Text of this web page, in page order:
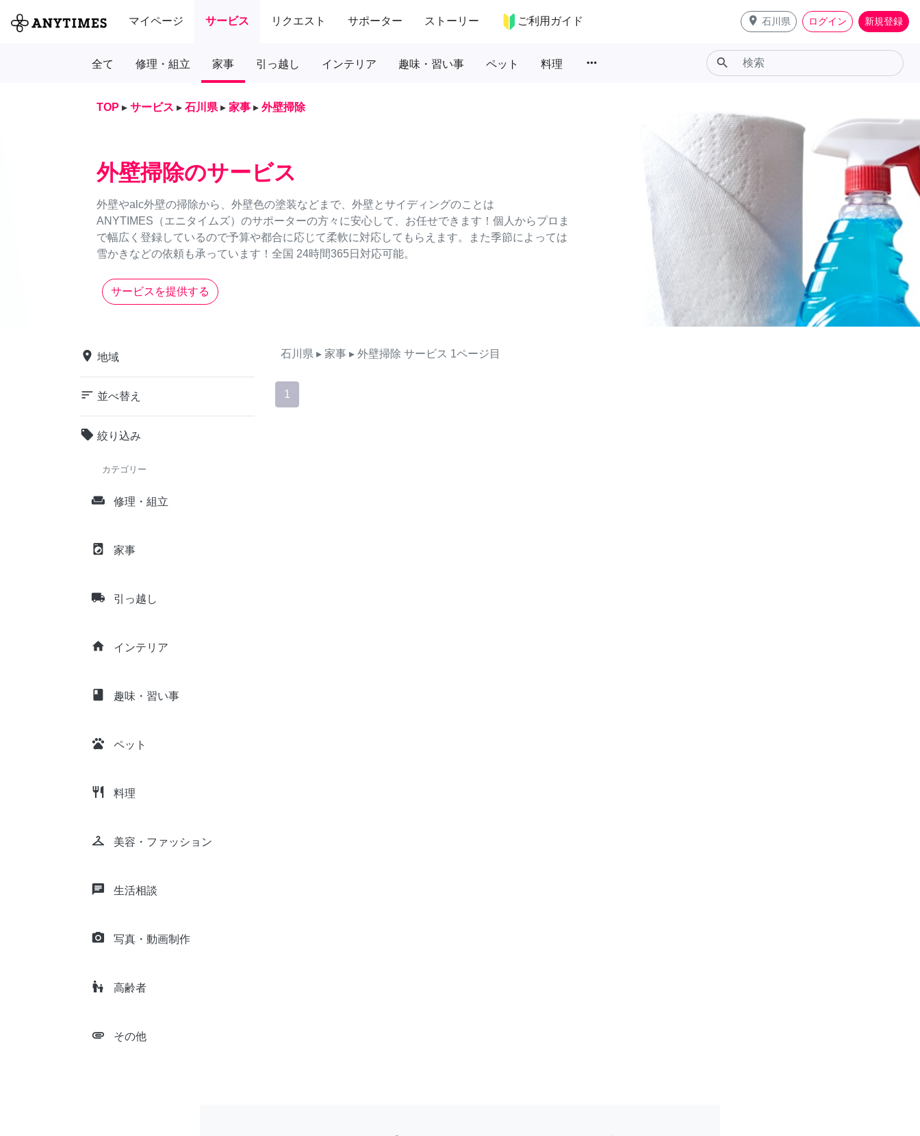
マイページ サービス リクエスト サポーター ストーリー ご利用ガイド place 石川県 ログイン 新規登録
全て 修理・組立 家事 引っ越し インテリア 趣味・習い事 ペット 料理 more_horiz search
TOP ▸ サービス ▸ 石川県 ▸ 家事 ▸ 外壁掃除
外壁掃除のサービス
外壁やalc外壁の掃除から、外壁色の塗装などまで、外壁とサイディングのことは
ANYTIMES（エニタイムズ）のサポーターの方々に安心して、お任せできます！個人からプロま
で幅広く登録しているので予算や都合に応じて柔軟に対応してもらえます。また季節によっては
雪かきなどの依頼も承っています！全国 24時間365日対応可能。
サービスを提供する
place 地域
sort 並べ替え
local_offer 絞り込み
カテゴリー
weekend 修理・組立
local_laundry_service 家事
local_shipping 引っ越し
home インテリア
class 趣味・習い事
pets ペット
restaurant 料理
checkroom 美容・ファッション
chat 生活相談
camera_alt 写真・動画制作
escalator_warning 高齢者
attachment その他
石川県 ▸ 家事 ▸ 外壁掃除 サービス 1ページ目
1